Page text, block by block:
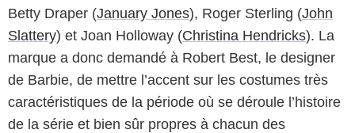
Betty Draper (January Jones), Roger Sterling (John
Slattery) et Joan Holloway (Christina Hendricks). La
marque a donc demandé à Robert Best, le designer
de Barbie, de mettre l’accent sur les costumes très
caractéristiques de la période où se déroule l’histoire
de la série et bien sûr propres à chacun des